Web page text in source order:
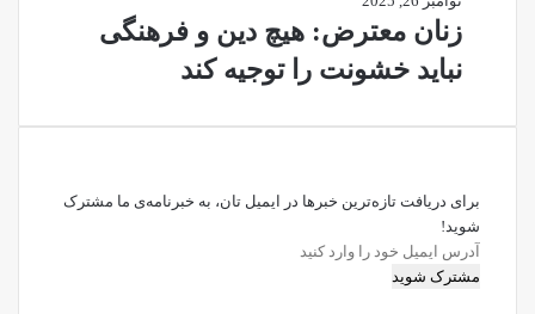
زنان معترض: هیچ دین و فرهنگی
نباید خشونت را توجیه کند
برای دریافت تازه‌ترین خبرها در ایمیل تان، به خبرنامه‌ی ما مشترک
شوید!
آدرس
ایمیل